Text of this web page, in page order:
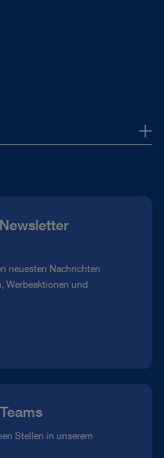
neuesten Nachrichten
Werbeaktionen und
Stellen in unserem